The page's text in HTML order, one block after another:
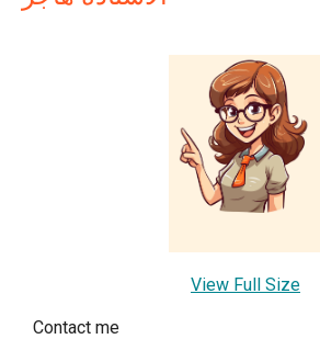
View Full Size
Contact me